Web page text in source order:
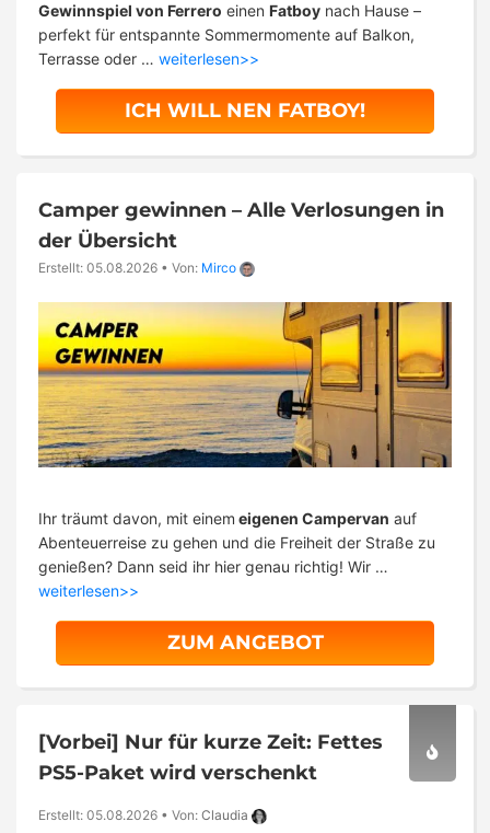
Gewinnspiel von Ferrero einen Fatboy nach Hause –
perfekt für entspannte Sommermomente auf Balkon,
Terrasse oder … weiterlesen>>
ICH WILL NEN FATBOY!
Camper gewinnen – Alle Verlosungen in
der Übersicht
Erstellt: 05.08.2026 • Von: Mirco
Ihr träumt davon, mit einem eigenen Campervan auf
Abenteuerreise zu gehen und die Freiheit der Straße zu
genießen? Dann seid ihr hier genau richtig! Wir …
weiterlesen>>
ZUM ANGEBOT
[Vorbei] Nur für kurze Zeit: Fettes
PS5-Paket wird verschenkt
Erstellt: 05.08.2026 • Von: Claudia